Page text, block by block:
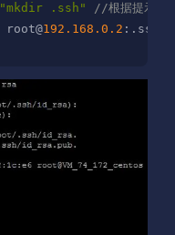
"mkdir .ssh"
//根据提示输
192.168 .0 .2 :.ssh/